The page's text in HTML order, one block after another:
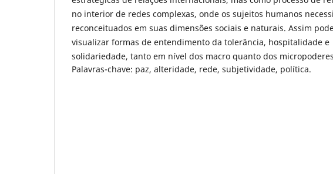
no interior de redes complexas, onde os sujeitos humanos
reconceituados em suas dimensões sociais e naturais. Assim
visualizar formas de entendimento da tolerância, hospitalidade e
solidariedade, tanto em nível dos macro quanto dos
Palavras-chave: paz, alteridade, rede, subjetividade, política.